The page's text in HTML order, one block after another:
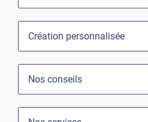
Création personnalisée
Nos conseils